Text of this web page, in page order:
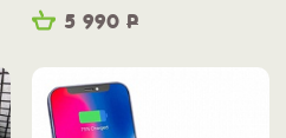
5 990 Р